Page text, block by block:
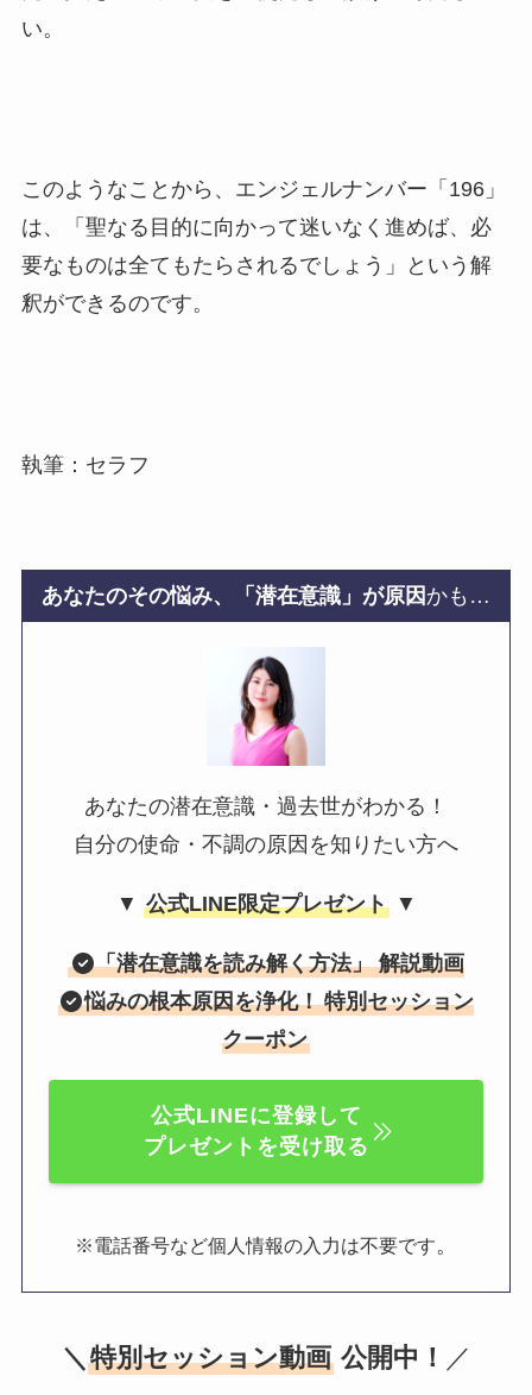
い。
このようなことから、エンジェルナンバー「196」
は、「聖なる目的に向かって迷いなく進めば、必
要なものは全てもたらされるでしょう」という解
釈ができるのです。
執筆：セラフ
あなたのその悩み、「潜在意識」が原因 かも…
あなたの潜在意識・過去世がわかる！
自分の使命・不調の原因を知りたい方へ
▼ 公式LINE限定プレゼント▼
「潜在意識を読み解く方法」 解説動画
悩みの根本原因を浄化！ 特別セッション
クーポン
公式LINEに登録して
プレゼントを受け取る
※電話番号など個人情報の入力は不要です。
＼ 特別セッション動画公開中！ ／